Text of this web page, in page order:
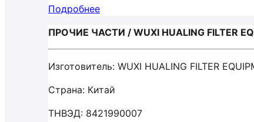
Подробнее
ПРОЧИЕ ЧАСТИ / WUXI HUALING FILTER
Изготовитель: WUXI HUALING FILTER
Страна: Китай
ТНВЭД: 8421990007